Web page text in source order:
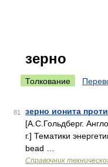
зерно
Толкование
81 зерно ионита
[А.С.Гольдберг.
г.] Тематики
bead …
Справочник